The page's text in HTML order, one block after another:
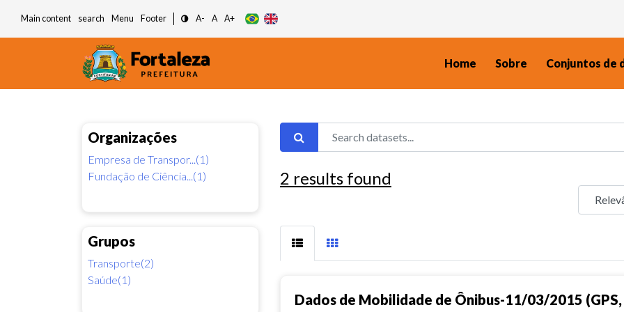
Main content search Menu Footer A- A A+
Home Sobre Conjuntos de
Organizações
Empresa de Transpor...(1)
Fundação de Ciência...(1)
Grupos
Transporte(2)
Saúde(1)
2 results found
Dados de Mobilidade de Ônibus-11/03/2015